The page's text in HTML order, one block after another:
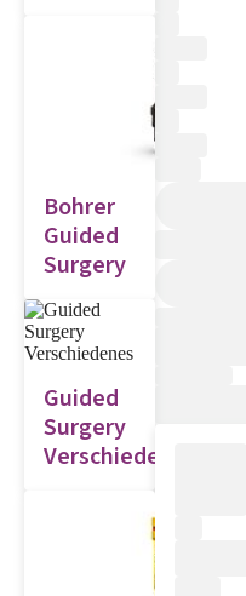
Bohrer
Guided
Surgery
Guided
Surgery
Verschiedenes